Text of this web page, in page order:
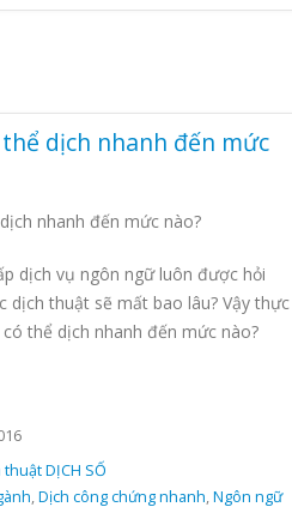
dịch nhanh đến mức
nhanh đến mức nào?
dịch vụ ngôn ngữ luôn được hỏi
dịch thuật sẽ mất bao lâu? Vậy thực
thể dịch nhanh đến mức nào?
DỊCH SỐ
,Dịch công chứng nhanh,Ngôn ngữ